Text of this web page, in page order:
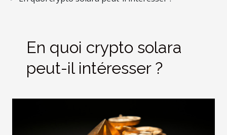
En quoi crypto solara
peut-il intéresser ?